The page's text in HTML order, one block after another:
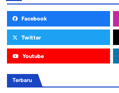
Facebook
Twitter
Youtube
Terbaru